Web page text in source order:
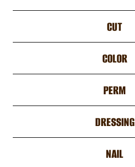
CUT
COLOR
PERM
DRESSING
NAIL